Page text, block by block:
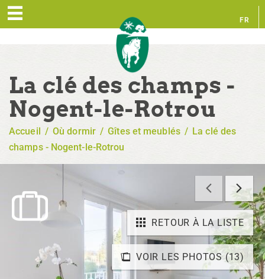
FR
La clé des champs -
Nogent-le-Rotrou
Accueil / Où dormir / Gîtes et meublés / La clé des
champs - Nogent-le-Rotrou
VOIR LES PHOTOS (13)
RETOUR À LA LISTE